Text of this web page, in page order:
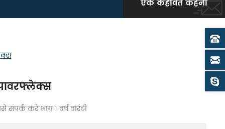
एक कहावत कहना
पावरफ्लेक्स
करें भाग 1 वर्ष वारंटी